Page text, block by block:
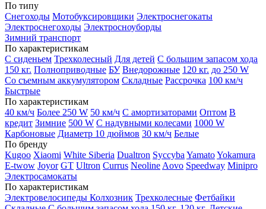
По типу
Снегоходы Мотобуксировщики Электроснегокаты
Электроснегоходы Электросноуборды
Зимний транспорт
По характеристикам
С сиденьем Трехколесный Для детей С большим запасом хода
150 кг. Полноприводные БУ Внедорожные 120 кг. до 250 W
Со съемным аккумулятором Складные Рассрочка 100 км/ч
Быстрые
По характеристикам
40 км/ч Более 250 W 50 км/ч С амортизаторами Оптом В
кредит Зимние 500 W С надувными колесами 1000 W
Карбоновые Диаметр 10 дюймов 30 км/ч Белые
По бренду
Kugoo Xiaomi White Siberia Dualtron Syccyba YamatoYokamura
E-twow Joyor GT Ultron Currus Neoline Aovo Speedway Minipro
Электросамокаты
По характеристикам
Электровелосипеды Колхозник Трехколесные Фетбайки